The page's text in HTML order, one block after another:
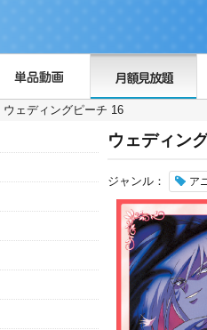
ウェディングピーチ 16
ウェディン
ジャンル： ア